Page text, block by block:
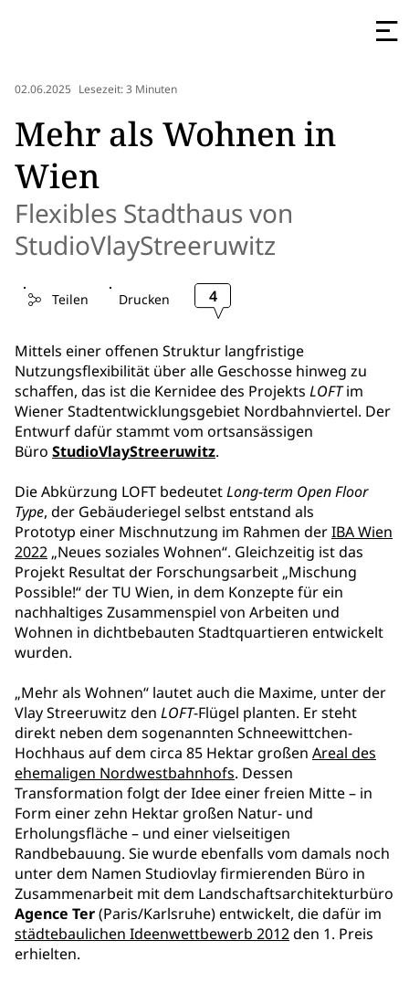
02.06.2025 Lesezeit: 3 Minuten
Mehr als Wohnen in
Wien
Flexibles Stadthaus von
StudioVlayStreeruwitz
Teilen Drucken 4
Mittels einer offenen Struktur langfristige
Nutzungsflexibilität über alle Geschosse hinweg zu
schaffen, das ist die Kernidee des Projekts LOFTim
Wiener Stadtentwicklungsgebiet Nordbahnviertel. Der
Entwurf dafür stammt vom ortsansässigen
Büro StudioVlayStreeruwitz.
Die Abkürzung LOFT bedeutetLong-term Open Floor
Type, der Gebäuderiegel selbst entstand als
Prototyp einer Mischnutzung im Rahmen derIBA Wien
2022 „Neues soziales Wohnen“. Gleichzeitig ist das
Projekt Resultat der Forschungsarbeit „Mischung
Possible!“ der TU Wien, in dem Konzepte für ein
nachhaltiges Zusammenspiel von Arbeiten und
Wohnen in dichtbebauten Stadtquartieren entwickelt
wurden.
„Mehr als Wohnen“ lautet auch die Maxime, unter der
Vlay Streeruwitz den LOFT-Flügel planten. Er steht
direkt neben dem sogenannten Schneewittchen-
Hochhaus auf dem circa 85 Hektar großen Areal des
ehemaligen Nordwestbahnhofs. Dessen
Transformation folgt der Idee einer freien Mitte – in
Form einer zehn Hektar großen Natur- und
Erholungsfläche – und einer vielseitigen
Randbebauung. Sie wurde ebenfalls vom damals noch
unter dem Namen Studiovlay firmierenden Büro in
Zusammenarbeit mit dem Landschaftsarchitekturbüro
Agence Ter(Paris/Karlsruhe) entwickelt, die dafür im
städtebaulichen Ideenwettbewerb 2012den 1. Preis
erhielten.